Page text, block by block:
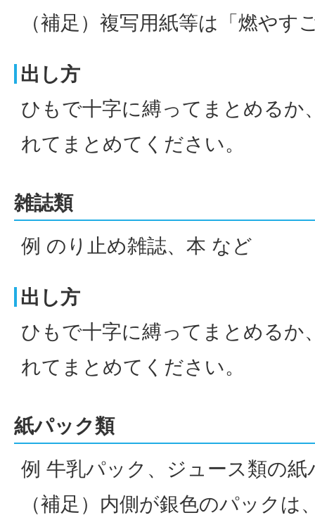
（補足）複写用紙等は「燃やす
出し方
ひもで十字に縛ってまとめるか
れてまとめてください。
雑誌類
例 のり止め雑誌、本 など
出し方
ひもで十字に縛ってまとめるか
れてまとめてください。
紙パック類
例 牛乳パック、ジュース類の
（補足）内側が銀色のパックは